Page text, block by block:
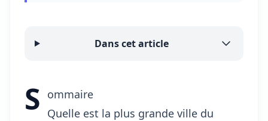
Dans cet article
S ommaire
Quelle est la plus grande ville du